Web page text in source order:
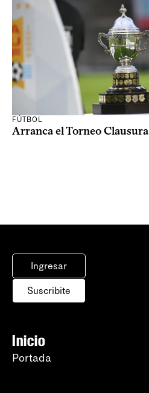
FÚTBOL
Arranca el Torneo Clausura
Ingresar
Suscribite
Inicio
Portada